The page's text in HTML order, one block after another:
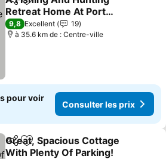
PartagerAjouter à mes favoris
Retreat Home At Port
Mansfield Texas
9,8 Excellent
19
à 35.6 km de : Centre-ville
pour voir
Consulter les prix
PartagerAjouter à mes favoris
Great, Spacious Cottage
With Plenty Of Parking!